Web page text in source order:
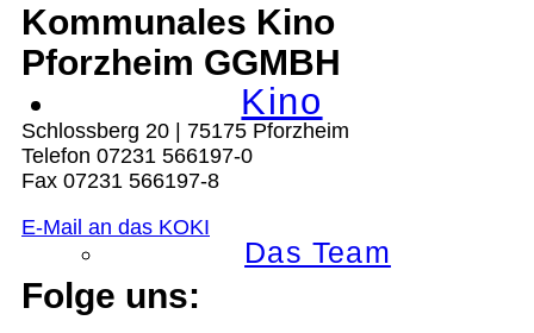
Kino
Das Team
Kommunales Kino
Pforzheim GGMBH
Schlossberg 20 | 75175 Pforzheim
Telefon 07231 566197-0
Fax 07231 566197-8
E-Mail an das KOKI
Folge uns: